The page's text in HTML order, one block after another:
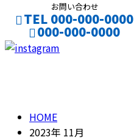
お問い合わせ
TEL 000-000-0000
000-000-0000
HOME
2023年 11月